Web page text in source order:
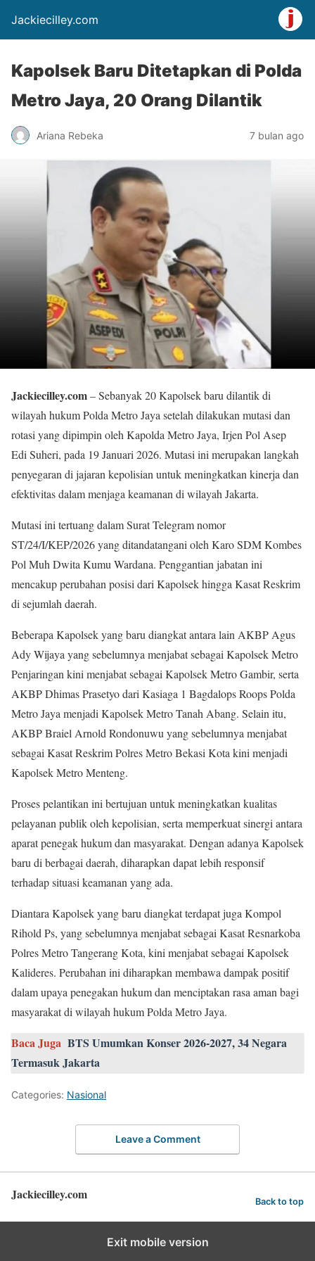
Jackiecilley.com
Kapolsek Baru Ditetapkan di Polda
Metro Jaya, 20 Orang Dilantik
Ariana Rebeka 7 bulan ago
Jackiecilley.com– Sebanyak 20 Kapolsek baru dilantik di
wilayah hukum Polda Metro Jaya setelah dilakukan mutasi dan
rotasi yang dipimpin oleh Kapolda Metro Jaya, Irjen Pol Asep
Edi Suheri, pada 19 Januari 2026. Mutasi ini merupakan langkah
penyegaran di jajaran kepolisian untuk meningkatkan kinerja dan
efektivitas dalam menjaga keamanan di wilayah Jakarta.
Mutasi ini tertuang dalam Surat Telegram nomor
ST/24/I/KEP/2026 yang ditandatangani oleh Karo SDM Kombes
Pol Muh Dwita Kumu Wardana. Penggantian jabatan ini
mencakup perubahan posisi dari Kapolsek hingga Kasat Reskrim
di sejumlah daerah.
Beberapa Kapolsek yang baru diangkat antara lain AKBP Agus
Ady Wijaya yang sebelumnya menjabat sebagai Kapolsek Metro
Penjaringan kini menjabat sebagai Kapolsek Metro Gambir, serta
AKBP Dhimas Prasetyo dari Kasiaga 1 Bagdalops Roops Polda
Metro Jaya menjadi Kapolsek Metro Tanah Abang. Selain itu,
AKBP Braiel Arnold Rondonuwu yang sebelumnya menjabat
sebagai Kasat Reskrim Polres Metro Bekasi Kota kini menjadi
Kapolsek Metro Menteng.
Proses pelantikan ini bertujuan untuk meningkatkan kualitas
pelayanan publik oleh kepolisian, serta memperkuat sinergi antara
aparat penegak hukum dan masyarakat. Dengan adanya Kapolsek
baru di berbagai daerah, diharapkan dapat lebih responsif
terhadap situasi keamanan yang ada.
Diantara Kapolsek yang baru diangkat terdapat juga Kompol
Rihold Ps, yang sebelumnya menjabat sebagai Kasat Resnarkoba
Polres Metro Tangerang Kota, kini menjabat sebagai Kapolsek
Kalideres. Perubahan ini diharapkan membawa dampak positif
dalam upaya penegakan hukum dan menciptakan rasa aman bagi
masyarakat di wilayah hukum Polda Metro Jaya.
Baca Juga BTS Umumkan Konser 2026-2027, 34 Negara
Termasuk Jakarta
Categories: Nasional
Leave a Comment
Jackiecilley.com Back to top
Exit mobile version